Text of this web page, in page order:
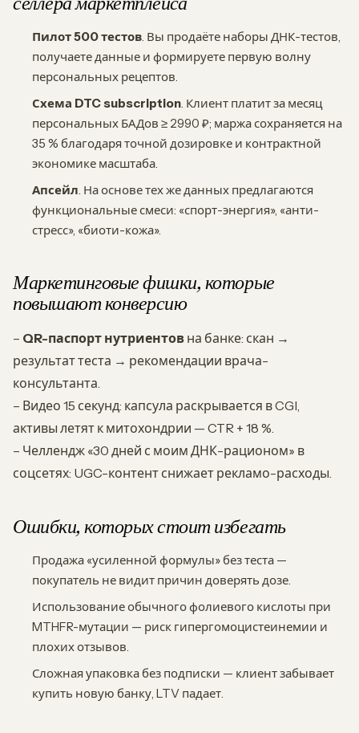
Пилот 500 тестов. Вы продаёте наборы ДНК-тестов,
получаете данные и формируете первую волну
персональных рецептов.
Схема DTC subscription. Клиент платит за месяц
персональных БАДов ≥ 2990 ₽; маржа сохраняется на
35 % благодаря точной дозировке и контрактной
экономике масштаба.
Апсейл. На основе тех же данных предлагаются
функциональные смеси: «спорт-энергия», «анти-
стресс», «биоти-кожа».
Маркетинговые фишки, которые
повышают конверсию
– QR-паспорт нутриентов на банке: скан →
результат теста → рекомендации врача-
консультанта.
– Видео 15 секунд: капсула раскрывается в CGI,
активы летят к митохондрии — CTR + 18 %.
– Челлендж «30 дней с моим ДНК-рационом» в
соцсетях: UGC-контент снижает рекламо-расходы.
Ошибки, которых стоит избегать
Продажа «усиленной формулы» без теста —
покупатель не видит причин доверять дозе.
Использование обычного фолиевого кислоты при
MTHFR-мутации — риск гипергомоцистеинемии и
плохих отзывов.
Сложная упаковка без подписки — клиент забывает
купить новую банку, LTV падает.